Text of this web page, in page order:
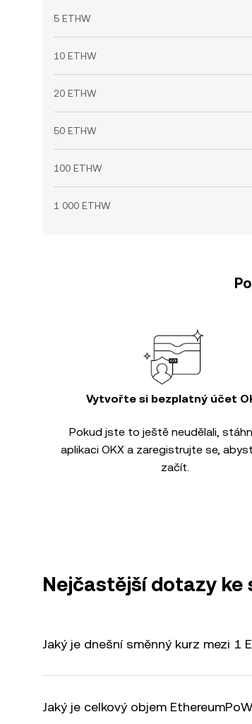
5 ETHW
10 ETHW
20 ETHW
50 ETHW
100 ETHW
1 000 ETHW
Vytvořte si bezplatný účet
Pokud jste to ještě neudělali,
aplikaci OKX a zaregistrujte se,
začít.
Nejčastější dotazy ke
Jaký je dnešní směnný kurz mezi 1
Jaký je celkový objem